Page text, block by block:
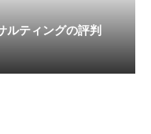
ルティングの評判